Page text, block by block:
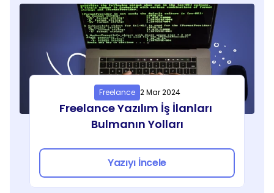
Freelance 2 Mar 2024
Freelance Yazılım İş İlanları
Bulmanın Yolları
Yazıyı İncele